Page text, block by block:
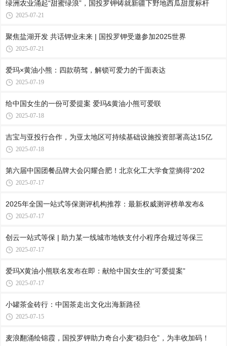
绿洲农业涌起“甜蜜绿浪”，国投罗钾铸就新疆下野地西瓜甜度标杆
2025-07-21
聚焦盐湖开发 共话钾业未来 | 国投罗钾受邀参加2025世界
2025-07-21
爱玛×黄油小熊：四款萌驾，解锁可爱力的千面表达
2025-07-19
给中国女生的一份可爱提案 爱玛&黄油⼩熊可爱联
2025-07-18
吉宝与亚投行合作，为亚太地区可持续基础设施投资部署高达15亿
2025-07-18
第六届中国团餐品牌大会闪耀合肥！北京化工大学食堂摘得“202
2025-07-17
2025年全国一站式等保测评机构推荐：最新权威测评榜单发布&
2025-07-17
创云一站式等保 | 助力某一线城市地铁支付小程序合规过等保三
2025-07-17
爱玛X黄油小熊联名发布在即：献给中国女生的“可爱提案”
2025-07-17
小罐茶金砖行：中国茶走出文化出海新路径
2025-07-15
麦浪翻涌绘锦霞，国投罗钾助力奇台小麦“稳归仓”，为丰收加码！